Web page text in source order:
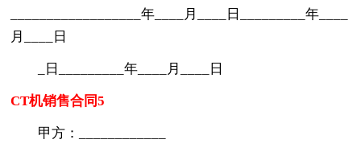
__________________年____月____日_________年____
月____日
_日_________年____月____日
CT机销售合同5
甲方：____________